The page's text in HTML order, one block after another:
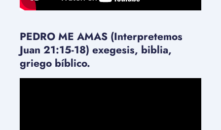
PEDRO ME AMAS (Interpretemos
Juan 21:15-18) exegesis, biblia,
griego bíblico.